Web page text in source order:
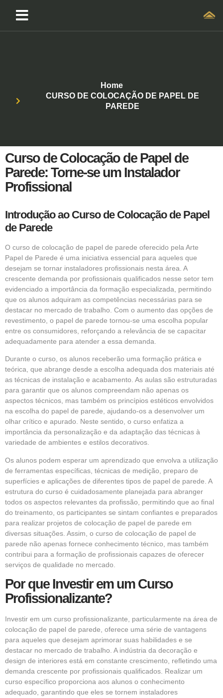
Home
CURSO DE COLOCAÇÃO DE PAPEL DE
PAREDE
Curso de Colocação de Papel de
Parede: Torne-se um Instalador
Profissional
Introdução ao Curso de Colocação de Papel
de Parede
O curso de colocação de papel de parede oferecido pela Arte
Papel de Parede é uma iniciativa essencial para aqueles que
desejam se tornar instaladores profissionais nesta área. A
crescente demanda por profissionais qualificados nesse setor tem
evidenciado a importância da formação especializada, permitindo
que os alunos adquiram as competências necessárias para se
destacar no mercado de trabalho. Com o aumento das opções de
revestimento, o papel de parede tornou-se uma escolha popular
entre os consumidores, reforçando a relevância de se capacitar
adequadamente para atender a essa demanda.
Durante o curso, os alunos receberão uma formação prática e
teórica, que abrange desde a escolha adequada dos materiais até
as técnicas de instalação e acabamento. As aulas são estruturadas
para garantir que os alunos compreendam não apenas os
aspectos técnicos, mas também os princípios estéticos envolvidos
na escolha do papel de parede, ajudando-os a desenvolver um
olhar crítico e apurado. Neste sentido, o curso enfatiza a
importância da personalização e da adaptação das técnicas à
variedade de ambientes e estilos decorativos.
Os alunos podem esperar um aprendizado que envolva a utilização
de ferramentas específicas, técnicas de medição, preparo de
superfícies e aplicações de diferentes tipos de papel de parede. A
estrutura do curso é cuidadosamente planejada para abranger
todos os aspectos relevantes da profissão, permitindo que ao final
do treinamento, os participantes se sintam confiantes e preparados
para realizar projetos de colocação de papel de parede em
diversas situações. Assim, o curso de colocação de papel de
parede não apenas fornece conhecimento técnico, mas também
contribui para a formação de profissionais capazes de oferecer
serviços de qualidade no mercado.
Por que Investir em um Curso
Profissionalizante?
Investir em um curso profissionalizante, particularmente na área de
colocação de papel de parede, oferece uma série de vantagens
para aqueles que desejam aprimorar suas habilidades e se
destacar no mercado de trabalho. A indústria da decoração e
design de interiores está em constante crescimento, refletindo uma
demanda crescente por profissionais qualificados. Realizar um
curso específico proporciona aos alunos o conhecimento
adequado, garantindo que eles se tornem instaladores